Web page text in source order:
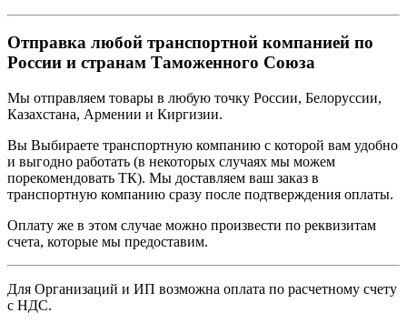
Отправка любой транспортной компанией по
России и странам Таможенного Союза
Мы отправляем товары в любую точку России, Белоруссии,
Казахстана, Армении и Киргизии.
Вы Выбираете транспортную компанию с которой вам удобно
и выгодно работать (в некоторых случаях мы можем
порекомендовать ТК). Мы доставляем ваш заказ в
транспортную компанию сразу после подтверждения оплаты.
Оплату же в этом случае можно произвести по реквизитам
счета, которые мы предоставим.
Для Организаций и ИП возможна оплата по расчетному счету
с НДС.